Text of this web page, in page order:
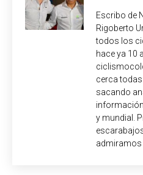
Escribo de
Rigoberto
todos los
hace ya 10
cerca
sacando
y mundial.
admiramos